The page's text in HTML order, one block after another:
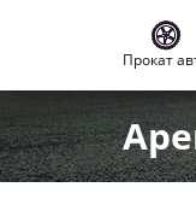
Прокат